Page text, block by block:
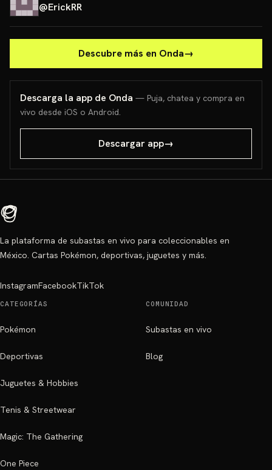
@ErickRR
Descubre más en Onda→
Descarga la app de Onda — Puja, chatea y compra en
vivo desde iOS o Android.
Descargar app→
La plataforma de subastas en vivo para coleccionables en
México. Cartas Pokémon, deportivas, juguetes y más.
InstagramFacebookTikTok
CATEGORÍAS
Pokémon
Deportivas
Juguetes & Hobbies
Tenis & Streetwear
Magic: The Gathering
One Piece
COMUNIDAD
Subastas en vivo
Blog